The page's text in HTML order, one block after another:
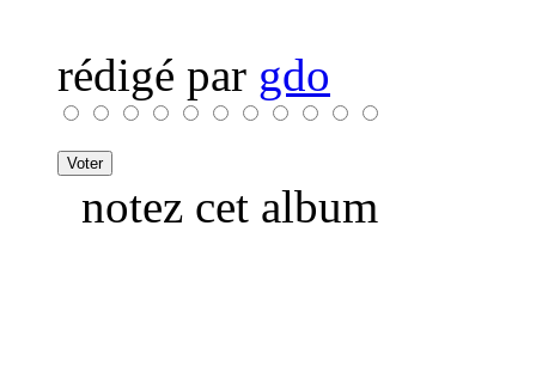
rédigé par gdo
notez cet album